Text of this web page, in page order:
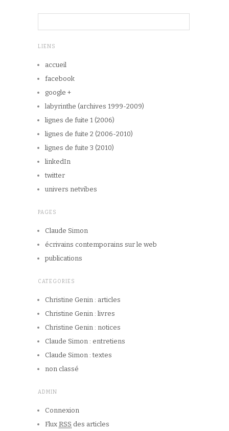
LIENS
accueil
facebook
google +
labyrinthe (archives 1999-2009)
lignes de fuite 1 (2006)
lignes de fuite 2 (2006-2010)
lignes de fuite 3 (2010)
linkedIn
twitter
univers netvibes
PAGES
Claude Simon
écrivains contemporains sur le web
publications
CATEGORIES
Christine Genin : articles
Christine Genin : livres
Christine Genin : notices
Claude Simon : entretiens
Claude Simon : textes
non classé
ADMIN
Connexion
Flux RSS des articles